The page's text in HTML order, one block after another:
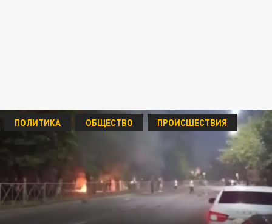
ПОЛИТИКА ОБЩЕСТВО ПРОИСШЕСТВИЯ